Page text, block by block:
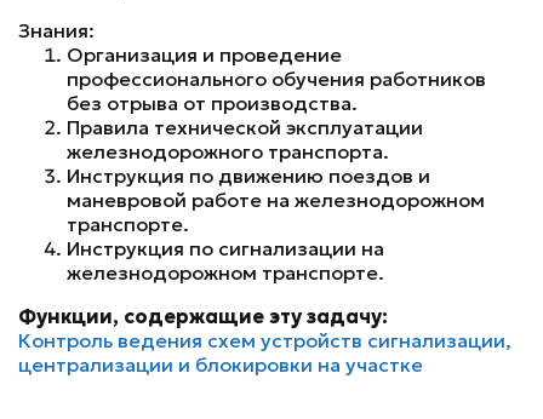
Знания:
Организация и проведение
профессионального обучения работников
без отрыва от производства.
Правила технической эксплуатации
железнодорожного транспорта.
Инструкция по движению поездов и
маневровой работе на железнодорожном
транспорте.
Инструкция по сигнализации на
железнодорожном транспорте.
Функции, содержащие эту задачу:
Контроль ведения схем устройств сигнализации,
централизации и блокировки на участке